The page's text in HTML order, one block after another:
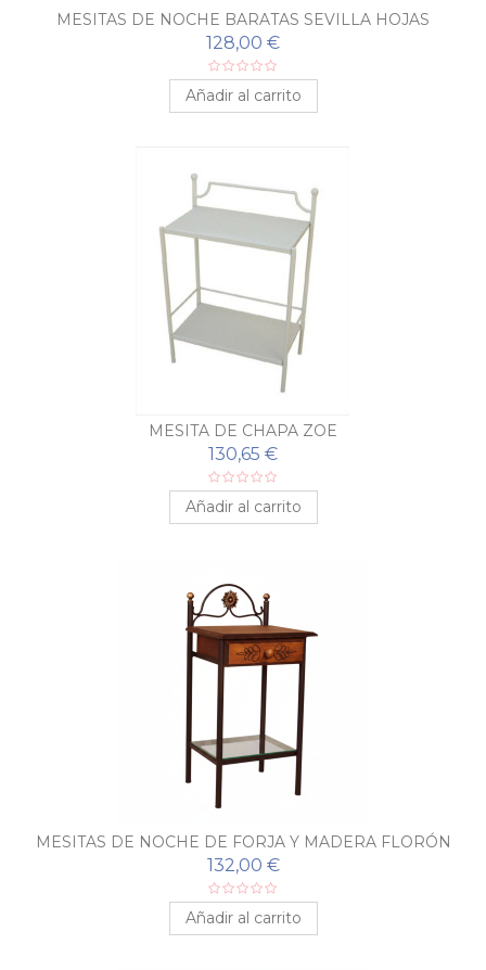
MESITAS DE NOCHE BARATAS SEVILLA HOJAS
128,00 €
Añadir al carrito
MESITA DE CHAPA ZOE
130,65 €
Añadir al carrito
MESITAS DE NOCHE DE FORJA Y MADERA FLORÓN
132,00 €
Añadir al carrito